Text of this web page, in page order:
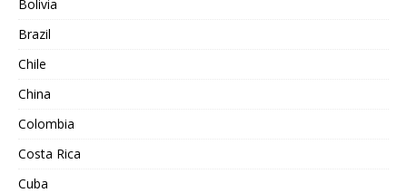
Bolivia
Brazil
Chile
China
Colombia
Costa Rica
Cuba